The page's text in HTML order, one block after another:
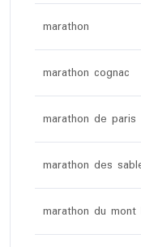
marathon
marathon cognac
marathon de paris
marathon des
marathon du mont